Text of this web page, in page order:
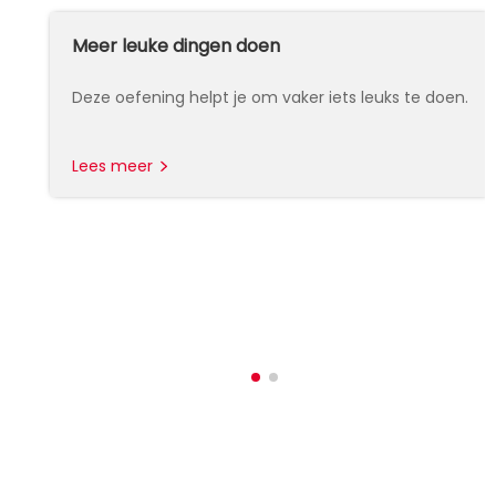
Meer leuke dingen doen
Deze oefening helpt je om vaker iets leuks te doen.
Lees meer